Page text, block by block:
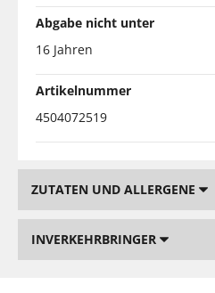
Abgabe nicht unter
16 Jahren
Artikelnummer
4504072519
ZUTATEN UND ALLERGENE
INVERKEHRBRINGER